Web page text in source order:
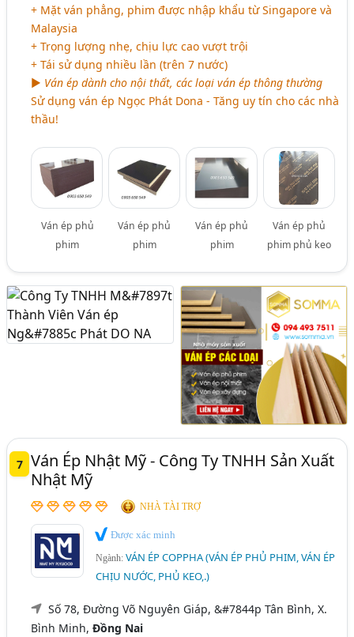
+ Mặt ván phẳng, phim được nhập khẩu từ Singapore và
Malaysia
+ Trọng lượng nhẹ, chịu lực cao vượt trội
+ Tái sử dụng nhiều lần (trên 7 nước)
► Ván ép dành cho nội thất, các loại ván ép thông thường
Sử dụng ván ép Ngọc Phát Dona - Tăng uy tín cho các nhà
thầu!
Ván ép phủ
phim
Ván ép phủ
phim
Ván ép phủ
phim
Ván ép phủ
phim phủ keo
7 Ván Ép Nhật Mỹ - Công Ty TNHH Sản Xuất
Nhật Mỹ
NHÀ TÀI TRỢ
Được xác minh
Ngành:VÁN ÉP COPPHA (VÁN ÉP PHỦ PHIM, VÁN ÉP
CHỊU NƯỚC, PHỦ KEO,.)
Số 78, Đường Võ Nguyên Giáp, &#7844p Tân Bình, X.
Bình Minh,Đồng Nai